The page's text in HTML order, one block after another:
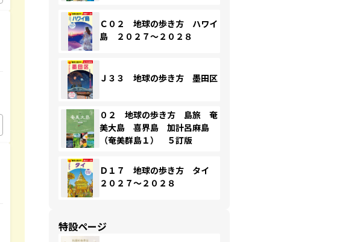
Ｃ０２ 地球の歩き方 ハワイ
島 ２０２７～２０２８
Ｊ３３ 地球の歩き方 墨田区
０２ 地球の歩き方 島旅 奄
美大島 喜界島 加計呂麻島
（奄美群島１） ５訂版
Ｄ１７ 地球の歩き方 タイ
２０２７～２０２８
特設ページ